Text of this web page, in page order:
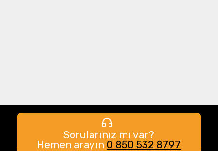
Sorularınız mı var?
Hemen arayın 0 850 532 8797